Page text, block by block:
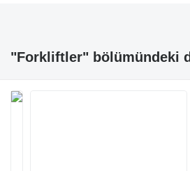
"Forkliftler" bölümündeki